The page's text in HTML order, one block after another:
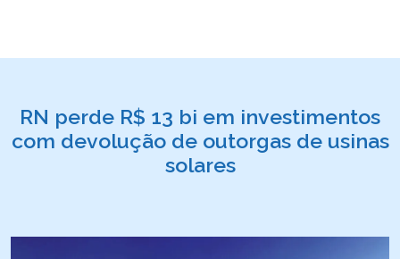
RN perde R$ 13 bi em investimentos
com devolução de outorgas de usinas
solares